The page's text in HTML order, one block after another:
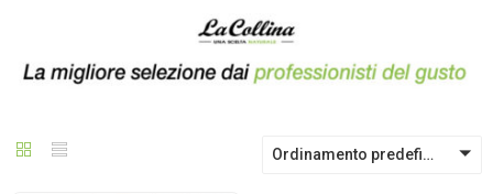
Ordinamento predefinito